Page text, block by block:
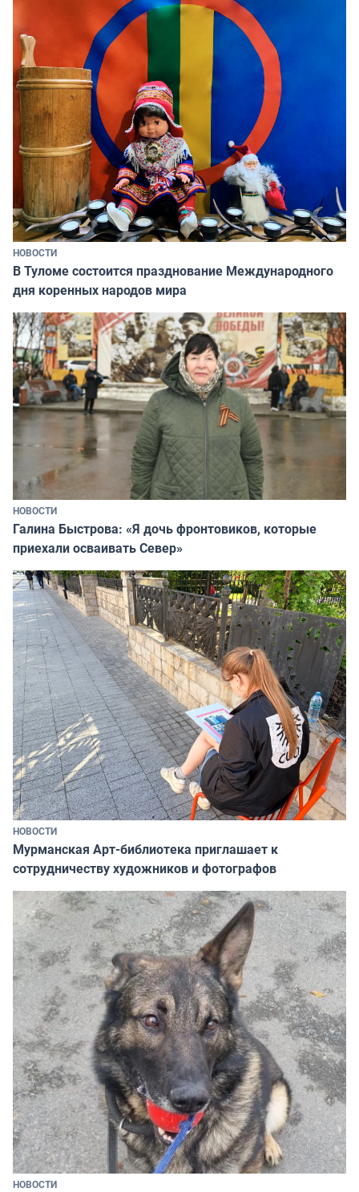
НОВОСТИ
В Туломе состоится празднование Международного
дня коренных народов мира
НОВОСТИ
Галина Быстрова: «Я дочь фронтовиков, которые
приехали осваивать Север»
НОВОСТИ
Мурманская Арт-библиотека приглашает к
сотрудничеству художников и фотографов
НОВОСТИ